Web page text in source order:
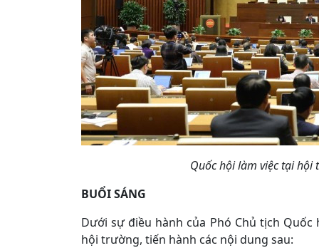
Quốc hội làm việc tại hội
BUỔI SÁNG
Dưới sự điều hành của Phó Chủ tịch
hội trường, tiến hành các nội dung sau: